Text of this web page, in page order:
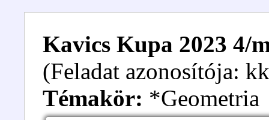
Kavics Kupa 2023 4/
(Feladat azonosítója:
Témakör: *Geometria